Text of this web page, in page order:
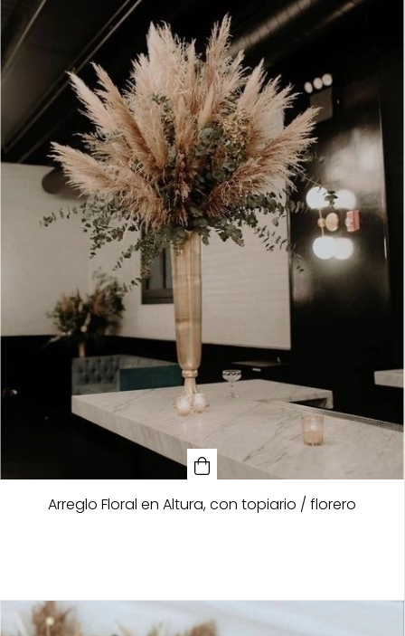
Arreglo Floral en Altura, con topiario / florero